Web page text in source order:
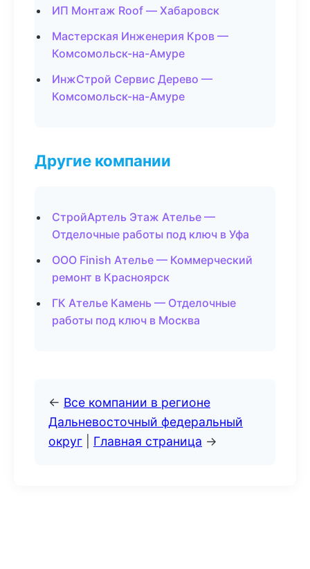
ИП Монтаж Roof — Хабаровск
Мастерская Инженерия Кров —
Комсомольск-на-Амуре
ИнжСтрой Сервис Дерево —
Комсомольск-на-Амуре
Другие компании
СтройАртель Этаж Ателье —
Отделочные работы под ключ в Уфа
ООО Finish Ателье — Коммерческий
ремонт в Красноярск
ГК Ателье Камень — Отделочные
работы под ключ в Москва
← Все компании в регионе
Дальневосточный федеральный
округ
Главная страница →